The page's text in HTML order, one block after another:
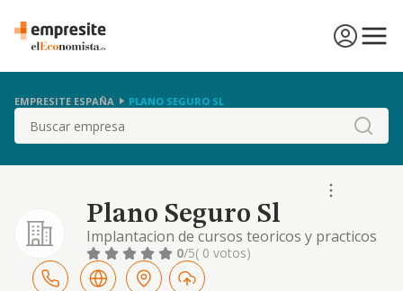
EMPRESITE ESPAÑA PLANO SEGURO SL
Buscar
Plano Seguro Sl
Implantacion de cursos teoricos y practicos
deformacion de prevencion en materia de
riesgos laborales.
0/5( 0 votos)